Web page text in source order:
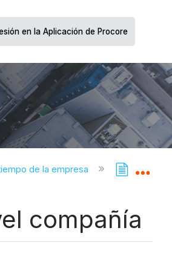
en la Aplicación de Procore
de la empresa Hojas
compañía